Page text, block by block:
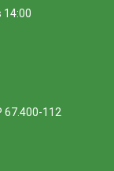
14:00
67.400-112